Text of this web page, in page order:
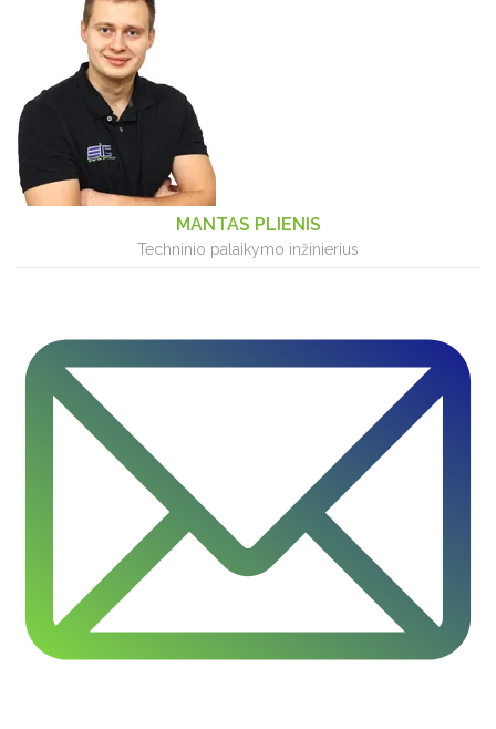
MANTAS PLIENIS
Techninio palaikymo inžinierius